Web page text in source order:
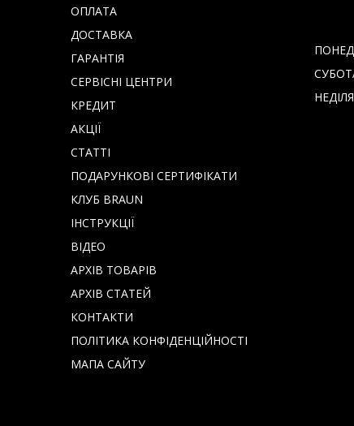
ОПЛАТА
ДОСТАВКА
ГАРАНТІЯ
СЕРВІСНІ ЦЕНТРИ
КРЕДИТ
АКЦІЇ
СТАТТІ
ПОДАРУНКОВІ СЕРТИФІКАТИ
КЛУБ BRAUN
IНСТРУКЦІЇ
ВІДЕО
АРХІВ ТОВАРІВ
АРХІВ СТАТЕЙ
КОНТАКТИ
ПОЛІТИКА КОНФІДЕНЦІЙНОСТІ
МАПА САЙТУ